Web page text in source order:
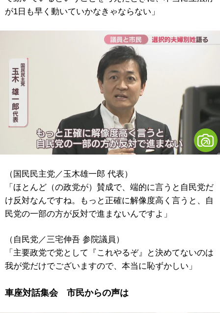
が1日も早く動いていかなきゃならない」
（国民民主党／玉木雄一郎 代表）
「ほとんど（の政党が）賛成で、端的に言うと自民党だ
け反対なんですね。もっと正確に解像度高く言うと、自
民党の一部の方が反対で進まないんですよ」
（自民党／三宅伸吾 参院議員）
「主要政党で党として『これやるぞ』と決めてないのは
我が党だけでございますので、本当に恥ずかしい」
車座対話集会 市民からの声は